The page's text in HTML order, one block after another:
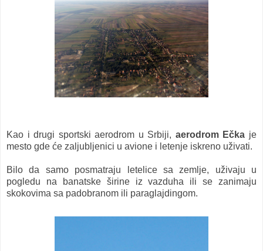
Kao i drugi sportski aerodrom u Srbiji, aerodrom Ečka je
mesto gde će zaljubljenici u avione i letenje iskreno uživati.
Bilo da samo posmatraju letelice sa zemlje, uživaju u
pogledu na banatske širine iz vazduha ili se zanimaju
skokovima sa padobranom ili paraglajdingom.